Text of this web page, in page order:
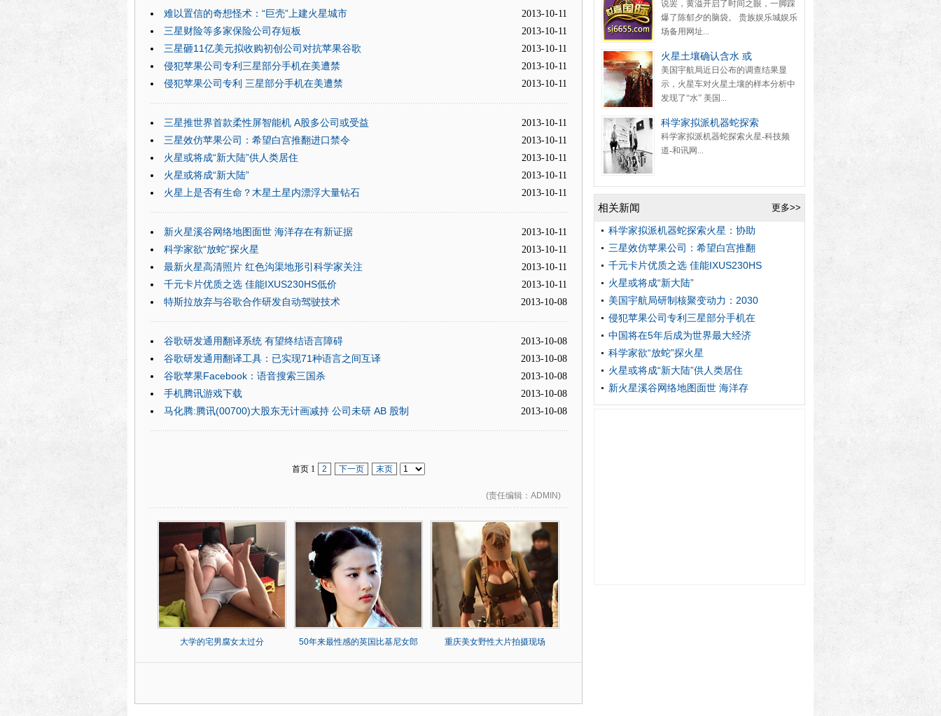
2013-10-11
难以置信的奇想怪术：“巨壳”上建火星城市
2013-10-11
三星财险等多家保险公司存短板
2013-10-11
三星砸11亿美元拟收购初创公司对抗苹果谷歌
2013-10-11
侵犯苹果公司专利三星部分手机在美遭禁
2013-10-11
侵犯苹果公司专利 三星部分手机在美遭禁
2013-10-11
三星推世界首款柔性屏智能机 A股多公司或受益
2013-10-11
三星效仿苹果公司：希望白宫推翻进口禁令
2013-10-11
火星或将成“新大陆”供人类居住
2013-10-11
火星或将成“新大陆”
2013-10-11
火星上是否有生命？木星土星内漂浮大量钻石
2013-10-11
新火星溪谷网络地图面世 海洋存在有新证据
2013-10-11
科学家欲“放蛇”探火星
2013-10-11
最新火星高清照片 红色沟渠地形引科学家关注
2013-10-11
千元卡片优质之选 佳能IXUS230HS低价
2013-10-08
特斯拉放弃与谷歌合作研发自动驾驶技术
2013-10-08
谷歌研发通用翻译系统 有望终结语言障碍
2013-10-08
谷歌研发通用翻译工具：已实现71种语言之间互译
2013-10-08
谷歌苹果Facebook：语音搜索三国杀
2013-10-08
手机腾讯游戏下载
2013-10-08
马化腾:腾讯(00700)大股东无计画减持 公司未研 AB 股制
首页 1 2 下一页 末页
(责任编辑 ：ADMIN)
大学的宅男腐女太过分 50年来最性感的英国比基尼女郎 重庆美女野性大片拍摄现场
说罢，黄溢开启了时间之眼，一脚踩
爆了陈郁夕的脑袋。 贵族娱乐城娱乐
场备用网址...
火星土壤确认含水 或
美国宇航局近日公布的调查结果显
示，火星车对火星土壤的样本分析中
发现了“水” 美国...
科学家拟派机器蛇探索
科学家拟派机器蛇探索火星-科技频
道-和讯网...
更多>>
相关新闻
科学家拟派机器蛇探索火星：协助
三星效仿苹果公司：希望白宫推翻
千元卡片优质之选 佳能IXUS230HS
火星或将成“新大陆”
美国宇航局研制核聚变动力：2030
侵犯苹果公司专利三星部分手机在
中国将在5年后成为世界最大经济
科学家欲“放蛇”探火星
火星或将成“新大陆”供人类居住
新火星溪谷网络地图面世 海洋存